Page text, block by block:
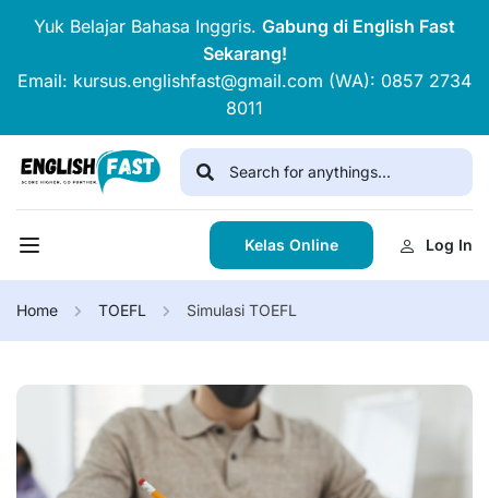
Yuk Belajar Bahasa Inggris. Gabung di English Fast
Sekarang!
Email: kursus.englishfast@gmail.com (WA): 0857 2734
8011
Kelas Online Log In
Home TOEFL Simulasi TOEFL